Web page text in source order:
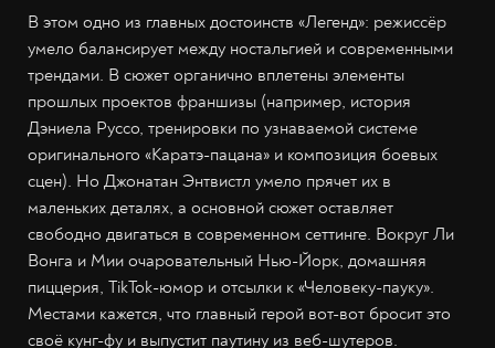
В этом одно из главных достоинств «Легенд»: режиссёр
умело балансирует между ностальгией и современными
трендами. В сюжет органично вплетены элементы
прошлых проектов франшизы (например, история
Дэниела Руссо, тренировки по узнаваемой системе
оригинального «Каратэ-пацана» и композиция боевых
сцен). Но Джонатан Энтвистл умело прячет их в
маленьких деталях, а основной сюжет оставляет
свободно двигаться в современном сеттинге. Вокруг Ли
Вонга и Мии очаровательный Нью-Йорк, домашняя
пиццерия, TikTok-юмор и отсылки к «Человеку-пауку».
Местами кажется, что главный герой вот-вот бросит это
своё кунг-фу и выпустит паутину из веб-шутеров.